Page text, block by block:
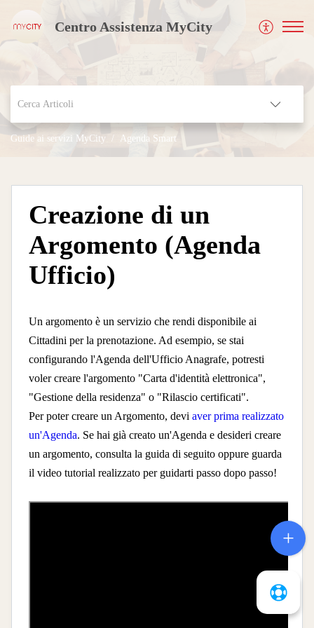
Centro Assistenza MyCity
Guide ai servizi MyCity Agenda Smart
Creazione di un
Argomento (Agenda
Ufficio)
Un argomento è un servizio che rendi disponibile ai
Cittadini per la prenotazione. Ad esempio, se stai
configurando l'Agenda dell'Ufficio Anagrafe, potresti
voler creare l'argomento "Carta d'identità elettronica",
"Gestione della residenza" o "Rilascio certificati".
Per poter creare un Argomento, devi aver prima realizzato
un'Agenda. Se hai già creato un'Agenda e desideri creare
un argomento, consulta la guida di seguito oppure guarda
il video tutorial realizzato per guidarti passo dopo passo!